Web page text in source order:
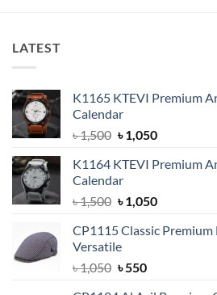
LATEST
K1165 KTEVI Premium
Calendar
৳1,500 Original
was:
৳ 1,500.
৳1,050Current
is:
K1164 KTEVI Premium
Calendar
৳1,500 Original
was:
৳ 1,500.
৳1,050Current
is:
CP1115 Classic Premium
Versatile
৳1,050 Original
৳550Current